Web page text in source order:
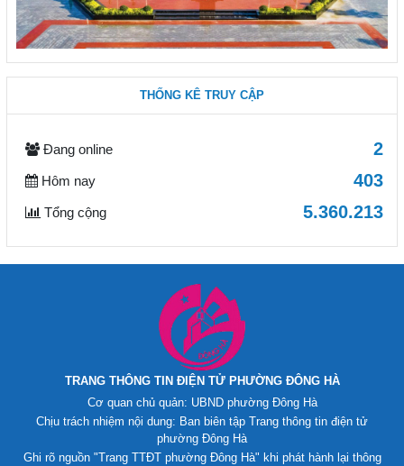
THỐNG KÊ TRUY CẬP
Đang online 2
Hôm nay 403
Tổng cộng 5.360.213
TRANG THÔNG TIN ĐIỆN TỬ PHƯỜNG ĐÔNG HÀ
Cơ quan chủ quản: UBND phường Đông Hà
Chịu trách nhiệm nội dung: Ban biên tập Trang thông tin điện tử
phường Đông Hà
Ghi rõ nguồn "Trang TTĐT phường Đông Hà" khi phát hành lại thông